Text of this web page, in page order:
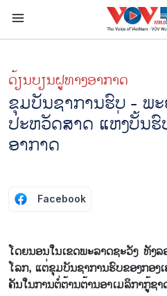
ດ້ຽນບຽນ​ຝູທາງ​ອາກາດ
ຂຸມບັນຊາການຮົບ - ພ
ປະຫວັດສາດ ແຫ່ງບັ້ນຮົ
ອາກາດ
Facebook
ໂດຍນອນ​ໃນ​ເຂດ​ພະ​ລາດ​ຊະ​ວັງ ທັງ​
ໂລກ, ແຕ່​ຂຸມ​ບັນ​ຊາ​ການ​ຮົບ​ຂອງກອ
ຄັນ​ໃນ​ການ​ຕໍ່​ຕ້ານ​ຕ້ານ​ອາ​ເມ​ລິ​ກາ​ກູ້​ຊ